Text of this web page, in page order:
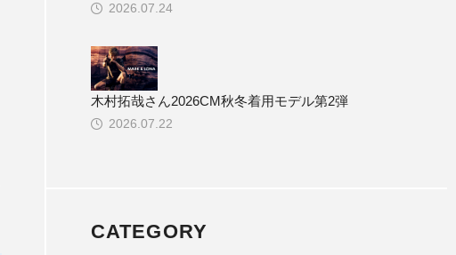
2026.07.24
2026.07.22
木村拓哉さん2026CM秋冬着用モデル第2弾
CATEGORY